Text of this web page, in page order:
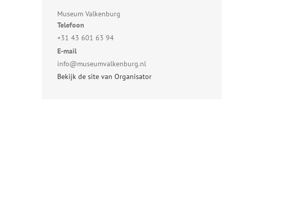
Museum Valkenburg
Telefoon
+31 43 601 63 94
E-mail
info@museumvalkenburg.nl
Bekijk de site van Organisator